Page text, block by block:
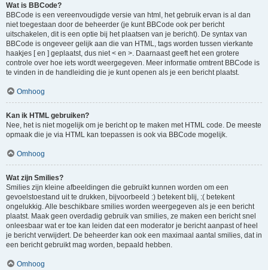
Wat is BBCode?
BBCode is een vereenvoudigde versie van html, het gebruik ervan is al dan
niet toegestaan door de beheerder (je kunt BBCode ook per bericht
uitschakelen, dit is een optie bij het plaatsen van je bericht). De syntax van
BBCode is ongeveer gelijk aan die van HTML, tags worden tussen vierkante
haakjes [ en ] geplaatst, dus niet < en >. Daarnaast geeft het een grotere
controle over hoe iets wordt weergegeven. Meer informatie omtrent BBCode is
te vinden in de handleiding die je kunt openen als je een bericht plaatst.
Omhoog
Kan ik HTML gebruiken?
Nee, het is niet mogelijk om je bericht op te maken met HTML code. De meeste
opmaak die je via HTML kan toepassen is ook via BBCode mogelijk.
Omhoog
Wat zijn Smilies?
Smilies zijn kleine afbeeldingen die gebruikt kunnen worden om een
gevoelstoestand uit te drukken, bijvoorbeeld :) betekent blij, :( betekent
ongelukkig. Alle beschikbare smilies worden weergegeven als je een bericht
plaatst. Maak geen overdadig gebruik van smilies, ze maken een bericht snel
onleesbaar wat er toe kan leiden dat een moderator je bericht aanpast of heel
je bericht verwijdert. De beheerder kan ook een maximaal aantal smilies, dat in
een bericht gebruikt mag worden, bepaald hebben.
Omhoog